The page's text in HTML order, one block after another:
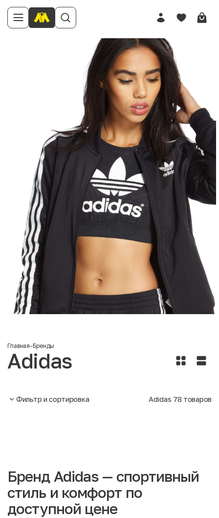
Главная-Бренды
Adidas
Фильтр и сортировка Adidas 78 товаров
Бренд Adidas — спортивный
стиль и комфорт по
доступной цене